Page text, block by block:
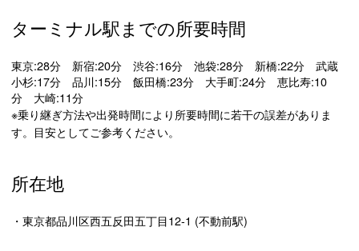
ターミナル駅までの所要時間
東京:28分 新宿:20分 渋谷:16分 池袋:28分 新橋:22分 武蔵
小杉:17分 品川:15分 飯田橋:23分 大手町:24分 恵比寿:10
分 大崎:11分
※乗り継ぎ方法や出発時間により所要時間に若干の誤差がありま
す。目安としてご参考ください。
所在地
・東京都品川区西五反田五丁目12-1 (不動前駅)